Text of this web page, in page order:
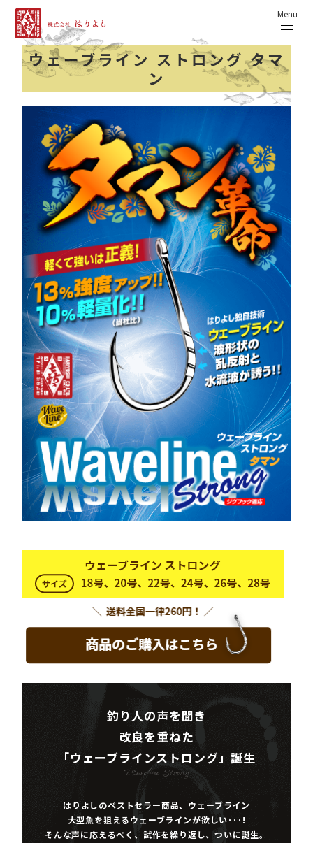
Menu
ウェーブライン ストロング タマ
ン
釣り人の声を聞き
改良を重ねた
「ウェーブラインストロング」誕生
Waveline Strong
はりよしのベストセラー商品、ウェーブライン
大型魚を狙えるウェーブラインが欲しい･･･!
そんな声に応えるべく、試作を繰り返し、ついに誕生。